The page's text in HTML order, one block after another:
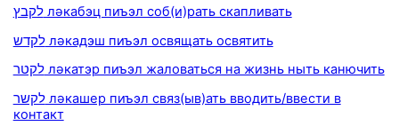
לקבץ ләкабэц пиъэл соб(и)рать скапливать
לקדש ләкадэш пиъэл освящать освятить
לקטר ләкатэр пиъэл жаловаться на жизнь ныть канючить
לקשר ләкашер пиъэл связ(ыв)ать вводить/ввести в
контакт